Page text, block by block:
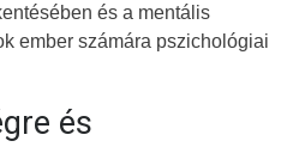
és a mentális
ember számára pszichológiai
és